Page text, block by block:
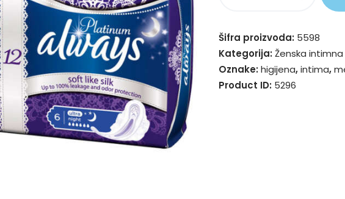
Šifra proizvoda: 5598
Kategorija:Ženska
Oznake:higijena,intima,
Product ID: 5296